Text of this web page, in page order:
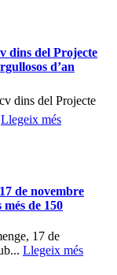
dins del Projecte
d’an
dins del Projecte
Llegeix més
de novembre
de 150
17 de
Llegeix més